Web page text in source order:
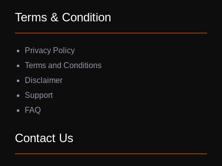
Terms & Condition
Privacy Policy
Terms and Conditions
Disclaimer
Support
FAQ
Contact Us